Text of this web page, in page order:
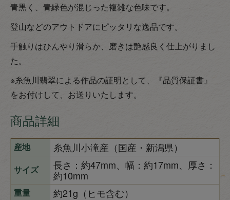
青黒く、青緑色が混じった複雑な色味です。
登山などのアウトドアにピッタリな逸品です。
手触りはひんやり滑らか、磨きは艶感良く仕上がりまし
た。
※糸魚川翡翠による作品の証明として、『品質保証書』
をお付けして、お送りいたします。
商品詳細
産地 糸魚川小滝産（国産・新潟県）
サイズ
長さ：約47mm、幅：約17mm、厚さ：
約10mm
重量 約21g（ヒモ含む）